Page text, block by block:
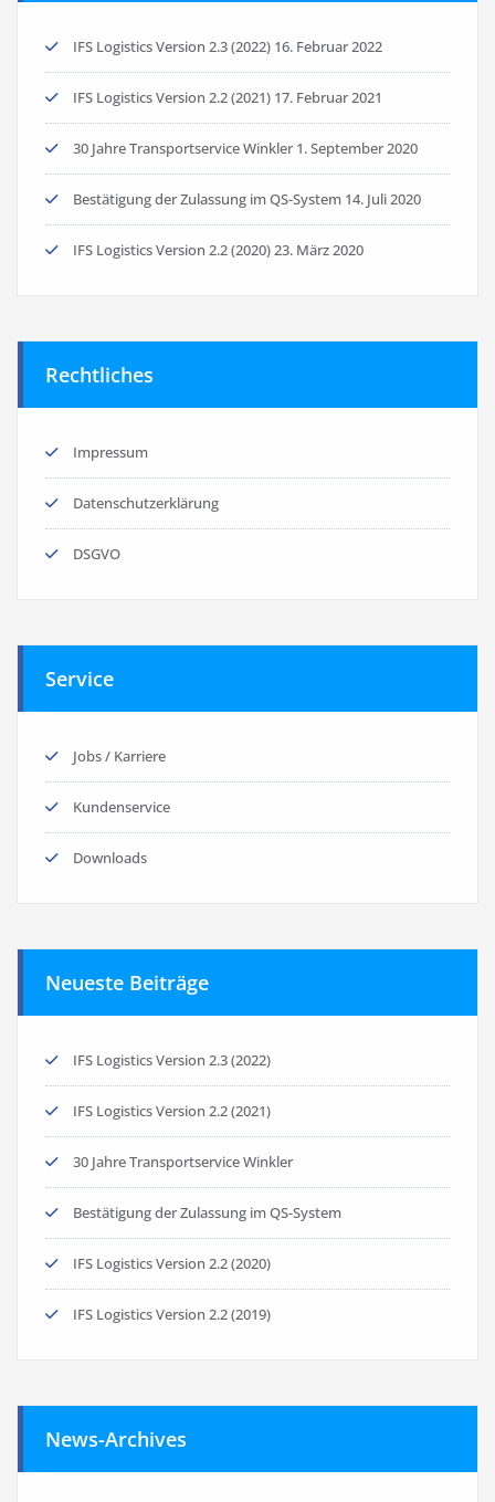
IFS Logistics Version 2.3 (2022) 16. Februar 2022
IFS Logistics Version 2.2 (2021) 17. Februar 2021
30 Jahre Transportservice Winkler 1. September 2020
Bestätigung der Zulassung im QS-System 14. Juli 2020
IFS Logistics Version 2.2 (2020)23. März 2020
Rechtliches
Impressum
Datenschutzerklärung
DSGVO
Service
Jobs / Karriere
Kundenservice
Downloads
Neueste Beiträge
IFS Logistics Version 2.3 (2022)
IFS Logistics Version 2.2 (2021)
30 Jahre Transportservice Winkler
Bestätigung der Zulassung im QS-System
IFS Logistics Version 2.2 (2020)
IFS Logistics Version 2.2 (2019)
News-Archives